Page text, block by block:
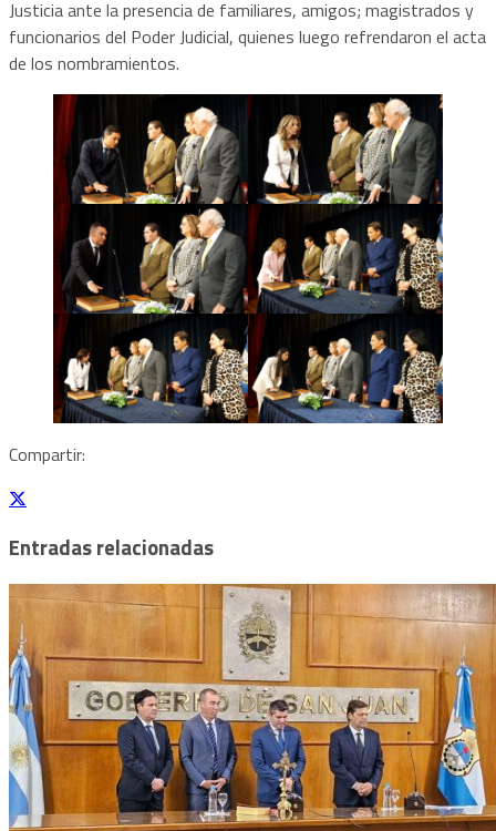
Justicia ante la presencia de familiares, amigos; magistrados y
funcionarios del Poder Judicial, quienes luego refrendaron el acta
de los nombramientos.
Compartir:
Entradas relacionadas